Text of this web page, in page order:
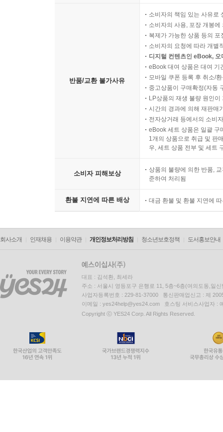
비밀까지도. 시간의 흐름이 다르지 않았다면
우리는 이야기의 아름다움에 고개를 끄떡이게 된
문학은 무엇을 이야기하는가보다 그것을 어떻
생명을 얻을 수도 있다. 사실 가장 흔한 주제에
갈게』는 이 어려운 일에 성공한 작품이다._김진경
은유가 과거 은유를 통해 엄마를 찾는 과정은 치
잊는 일이 아니라 맘껏 그리워하고, 아파하고, 슬
본심 바로 전날 이 원고를 다시 읽었다. 두 번째
영원히 잃어버린 사람들을 위로해 주는, 소중한
이 소설은 매력 있다. 계속 읽게 만드는 것. 감동
반품/교환 불가사유
소비자의 책임 있는 사유로
소비자의 사용, 포장 개봉
복제가 가능한 상품 등의
소비자의 요청에 따라 개별
디지털 컨텐츠인 eBook,
eBook 대여 상품은 대여 기
모바일 쿠폰 등록 후 취소/
중고상품이 구매확정(자동
LP상품의 재생 불량 원인
시간의 경과에 의해 재판매
전자상거래 등에서의 소비
eBook 세트 상품은 일괄 구
1개의 상품으로 취급 및 판
우, 세트 상품 전부 및 세트
소비자 피해보상
상품의 불량에 의한 반품,
준하여 처리됨
환불 지연에 따른 배상 대금 환불 및 환불 지연에
회사소개 인재채용 이용약관 개인정보처리방침 청소년보호정책 도서홍보안내
대표 : 김석환, 최세라
주소 : 서울시 영등포구 은행로 11, 5층~6층(여의도동,일신
사업자등록번호 : 229-81-37000 통신판매업신고 : 제
이메일 : yes24help@yes24.com 호스팅 서비스사업자 :
Copyright ⓒ YES24 Corp. All Rights Reserved.